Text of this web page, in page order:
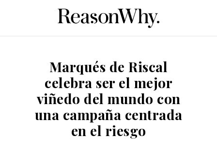
Marqués de Riscal
celebra ser el mejor
viñedo del mundo con
una campaña centrada
en el riesgo